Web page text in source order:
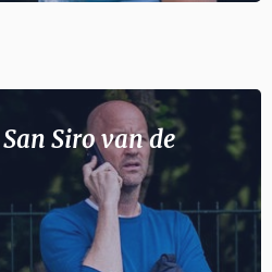
Siro van de